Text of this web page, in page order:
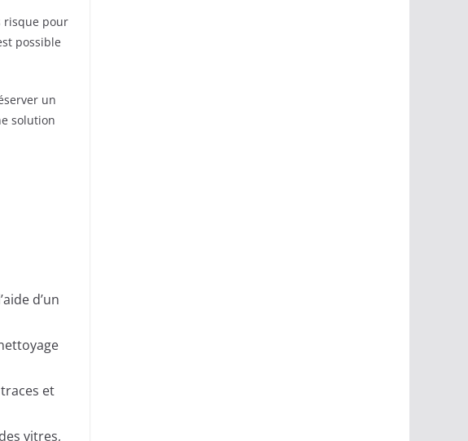
risque pour
possible
un
solution
d’un
et
vitres,